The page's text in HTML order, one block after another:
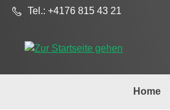
Hauptinhalt springen
Zur Suche springen
Zur Hauptnavigation springen
Tel.: +4176 815 43 21
Home